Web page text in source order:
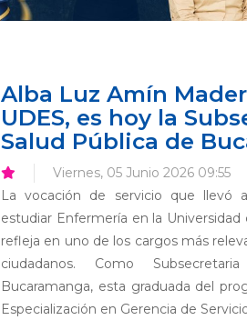
Alba Luz Amín
UDES, es hoy la
Salud Pública de
Viernes, 05 Junio 2026 09:55
La vocación de servicio que llevó
estudiar Enfermería en la
refleja en uno de los cargos más
ciudadanos. Como
Bucaramanga, esta graduada del
Especialización en Gerencia de